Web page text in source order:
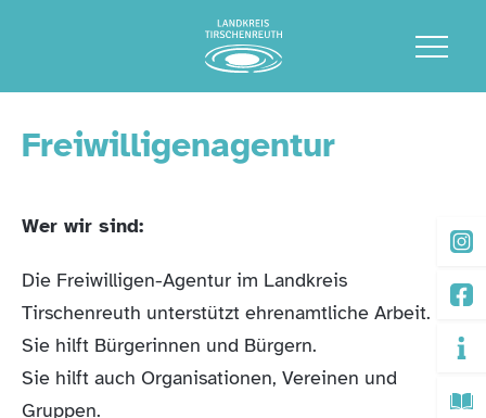
Freiwilligenagentur
Wer wir sind:
Die Freiwilligen-Agentur im Landkreis
Tirschenreuth unterstützt ehrenamtliche Arbeit.
Sie hilft Bürgerinnen und Bürgern.
Sie hilft auch Organisationen, Vereinen und
Gruppen.